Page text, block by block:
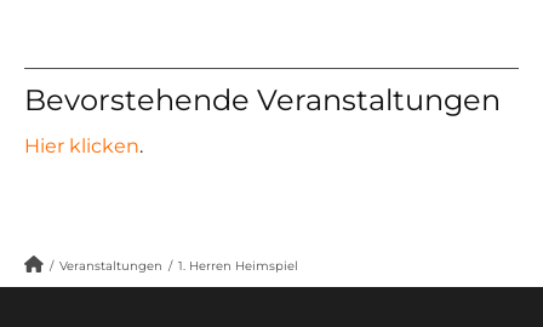
Bevorstehende Veranstaltungen
Hier klicken.
/ Veranstaltungen / 1. Herren Heimspiel